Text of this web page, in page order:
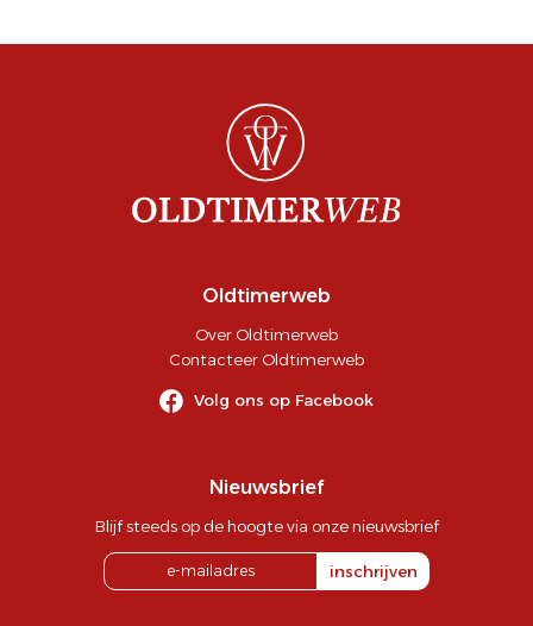
Oldtimerweb
Over Oldtimerweb
Contacteer Oldtimerweb
Volg ons op Facebook
Nieuwsbrief
Blijf steeds op de hoogte via onze nieuwsbrief
inschrijven